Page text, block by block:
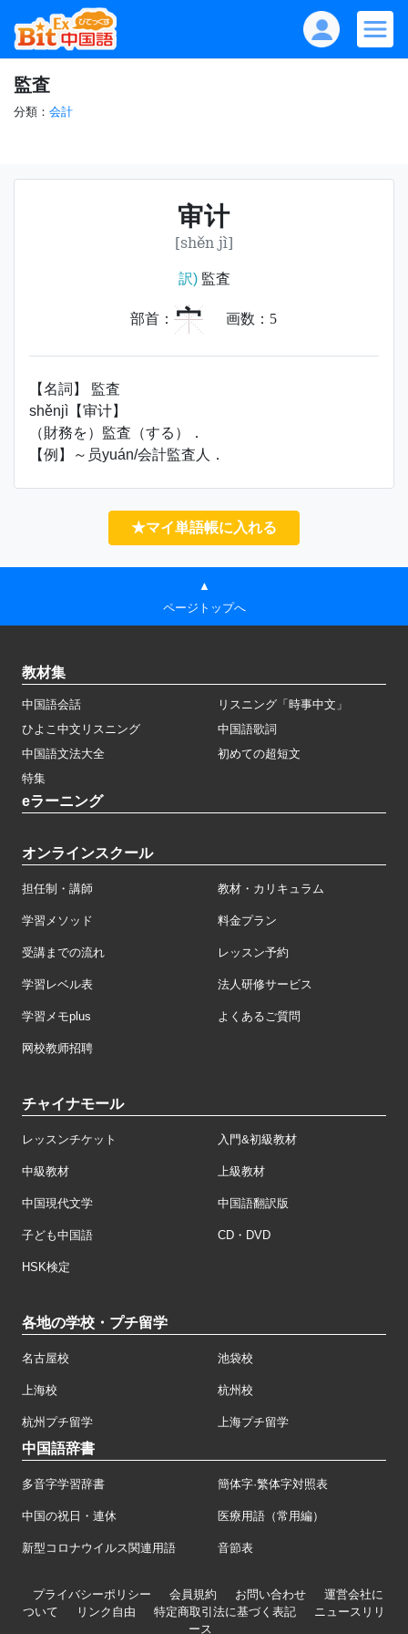
監査
分類： 会計
审计
[shěn jì]
訳)監査
部首： 宀 画数： 5
【名詞】 監査
shěnjì【审计】
（財務を）監査（する）．
【例】～员yuán/会計監査人．
★マイ単語帳に入れる
▲
ページトップへ
教材集
中国語会話
リスニング「時事中文」
ひよこ中文リスニング
中国語歌詞
中国語文法大全
初めての超短文
特集
eラーニング
オンラインスクール
担任制・講師 教材・カリキュラム
学習メソッド 料金プラン
受講までの流れ レッスン予約
学習レベル表 法人研修サービス
学習メモplus よくあるご質問
网校教师招聘
チャイナモール
レッスンチケット 入門&初級教材
中級教材 上級教材
中国現代文学 中国語翻訳版
子ども中国語 CD・DVD
HSK検定
各地の学校・プチ留学
名古屋校 池袋校
上海校 杭州校
杭州プチ留学 上海プチ留学
中国語辞書
多音字学習辞書 簡体字·繁体字対照表
中国の祝日・連休 医療用語（常用編）
新型コロナウイルス関連用語 音節表
プライバシーポリシー 会員規約 お問い合わせ
運営会社に
ついて
リンク自由 特定商取引法に基づく表記
ニュースリリ
ース